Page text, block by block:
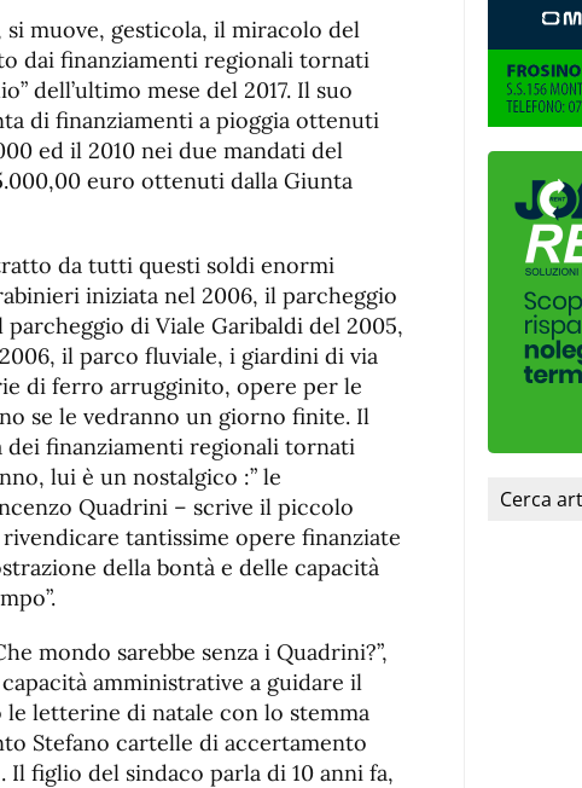
fuente
de
fuente.
muove, gesticola, il miracolo del
dai finanziamenti regionali tornati
dell’ultimo mese del 2017. Il suo
di finanziamenti a pioggia ottenuti
ed il 2010 nei due mandati del
euro ottenuti dalla Giunta
da tutti questi soldi enormi
iniziata nel 2006, il parcheggio
di Viale Garibaldi del 2005,
il parco fluviale, i giardini di via
di ferro arrugginito, opere per le
se le vedranno un giorno finite. Il
dei finanziamenti regionali tornati
lui è un nostalgico :” le
Quadrini – scrive il piccolo
tantissime opere finanziate
della bontà e delle capacità
mondo sarebbe senza i Quadrini?”,
amministrative a guidare il
le letterine di natale con lo stemma
Stefano cartelle di accertamento
Il figlio del sindaco parla di 10 anni fa,